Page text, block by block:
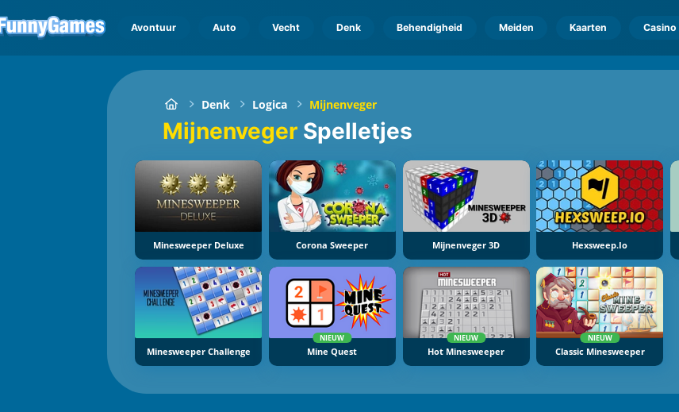
Avontuur Auto Vecht Denk Behendigheid Meiden Kaarten Casino
Denk Logica Mijnenveger
Mijnenveger Spelletjes
Minesweeper Deluxe Corona Sweeper Mijnenveger 3D Hexsweep.io
Minesweeper Challenge
NIEUW
Mine Quest
NIEUW
Hot Minesweeper
NIEUW
Classic Minesweeper